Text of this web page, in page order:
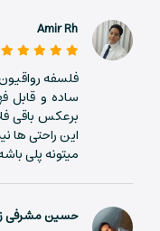
برای کسی که دنبال
سخت باشه. چون سنکا
به چالش می‌کشه. از
ازت می‌خواد
به عهده بگیری.
کتاب نامه‌های یک
افسانه‌ای، نه خشک،
تلاش. دقیقاً مثل خود
Amir Rh
فلسفه
ساده و قابل
برعکس باقی
این راحتی ها
میتونه پلی
حسین مشرفی